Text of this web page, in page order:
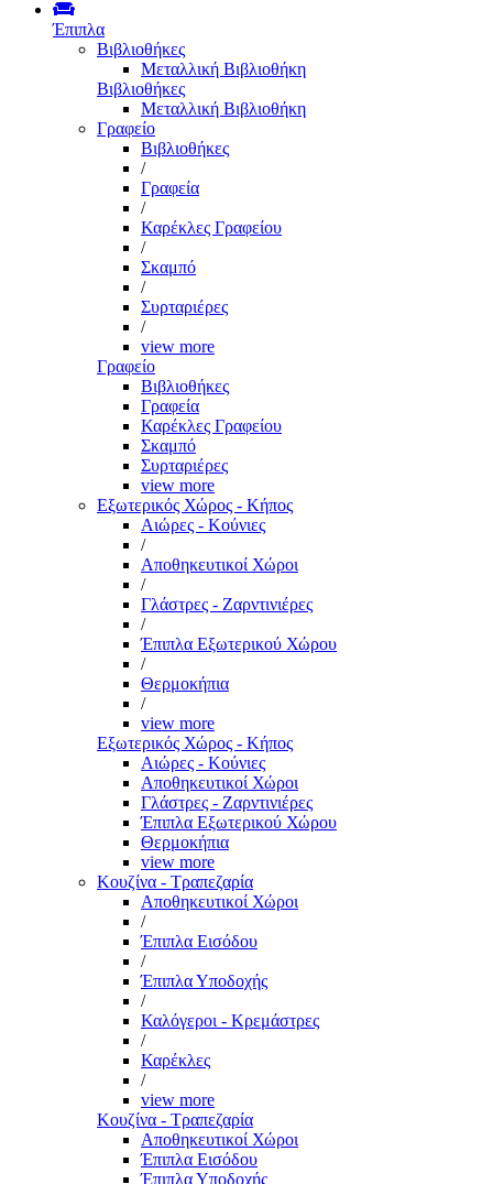
Έπιπλα
Βιβλιοθήκες
Μεταλλική Βιβλιοθήκη
Βιβλιοθήκες
Μεταλλική Βιβλιοθήκη
Γραφείο
Βιβλιοθήκες
/
Γραφεία
/
Καρέκλες Γραφείου
/
Σκαμπό
/
Συρταριέρες
/
view more
Γραφείο
Βιβλιοθήκες
Γραφεία
Καρέκλες Γραφείου
Σκαμπό
Συρταριέρες
view more
Εξωτερικός Χώρος - Κήπος
Αιώρες - Κούνιες
/
Αποθηκευτικοί Χώροι
/
Γλάστρες - Ζαρντινιέρες
/
Έπιπλα Εξωτερικού Χώρου
/
Θερμοκήπια
/
view more
Εξωτερικός Χώρος - Κήπος
Αιώρες - Κούνιες
Αποθηκευτικοί Χώροι
Γλάστρες - Ζαρντινιέρες
Έπιπλα Εξωτερικού Χώρου
Θερμοκήπια
view more
Κουζίνα - Τραπεζαρία
Αποθηκευτικοί Χώροι
/
Έπιπλα Εισόδου
/
Έπιπλα Υποδοχής
/
Καλόγεροι - Κρεμάστρες
/
Καρέκλες
/
view more
Κουζίνα - Τραπεζαρία
Αποθηκευτικοί Χώροι
Έπιπλα Εισόδου
Έπιπλα Υποδοχής